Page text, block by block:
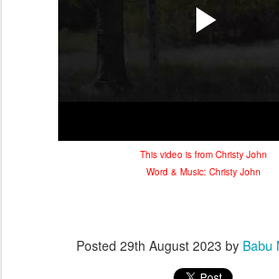
This video is from Christy John
Word & Music: Christy John
Posted 29th August 2023 by Babu